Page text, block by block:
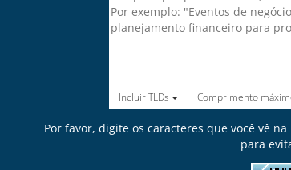
Incluir TLDs Comprimento
Por favor, digite os caracteres que você vê
para